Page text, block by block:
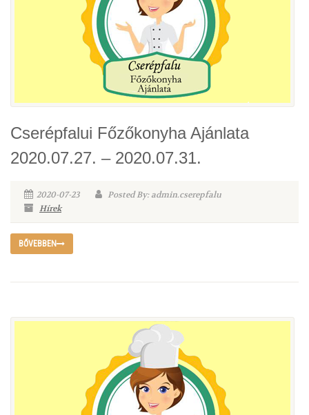
Cserépfalui Főzőkonyha Ajánlata
2020.07.27. – 2020.07.31.
2020-07-23
Posted By: admin.cserepfalu
Hírek
BŐVEBBEN